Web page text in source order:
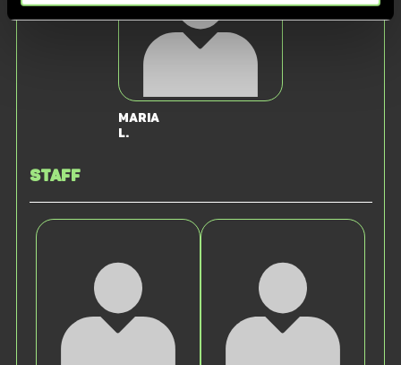
Maria
L.
Staff